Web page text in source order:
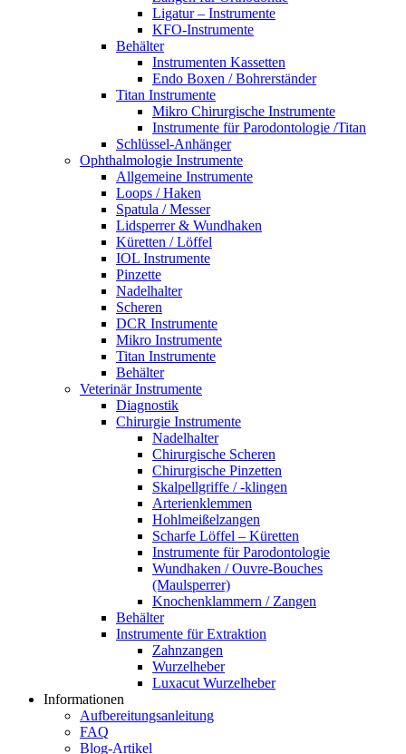
Ligatur – Instrumente
KFO-Instrumente
Behälter
Instrumenten Kassetten
Endo Boxen / Bohrerständer
Titan Instrumente
Mikro Chirurgische Instrumente
Instrumente für Parodontologie /Titan
Schlüssel-Anhänger
Ophthalmologie Instrumente
Allgemeine Instrumente
Loops / Haken
Spatula / Messer
Lidsperrer & Wundhaken
Küretten / Löffel
IOL Instrumente
Pinzette
Nadelhalter
Scheren
DCR Instrumente
Mikro Instrumente
Titan Instrumente
Behälter
Veterinär Instrumente
Diagnostik
Chirurgie Instrumente
Nadelhalter
Chirurgische Scheren
Chirurgische Pinzetten
Skalpellgriffe / -klingen
Arterienklemmen
Hohlmeißelzangen
Scharfe Löffel – Küretten
Instrumente für Parodontologie
Wundhaken / Ouvre-Bouches
(Maulsperrer)
Knochenklammern / Zangen
Behälter
Instrumente für Extraktion
Zahnzangen
Wurzelheber
Luxacut Wurzelheber
Informationen
Aufbereitungsanleitung
FAQ
Blog-Artikel